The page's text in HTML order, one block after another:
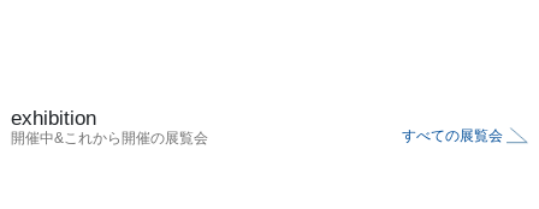
exhibition
開催中&これから開催の展覧会 すべての展覧会